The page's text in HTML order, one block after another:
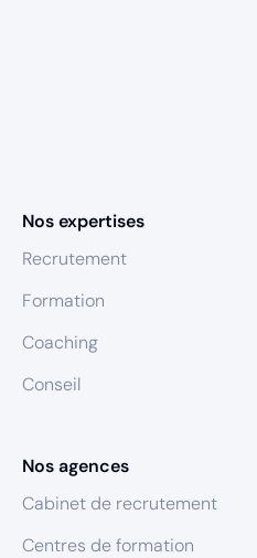
Nos expertises
Recrutement
Formation
Coaching
Conseil
Nos agences
Cabinet de recrutement
Centres de formation